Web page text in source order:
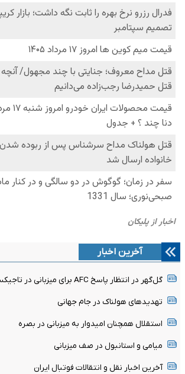
آخرین اخبار
گل‌گهر در انتظار پاسخ AFC برای میزبانی در تاجیکستان
تهدیدهای هولناک در جام جهانی
استقلال همچنان امیدوار به میزبانی در بصره
میامی و استانبول در صف میزبانی
آخرین اخبار نقل و انتقالات فوتبال ایران